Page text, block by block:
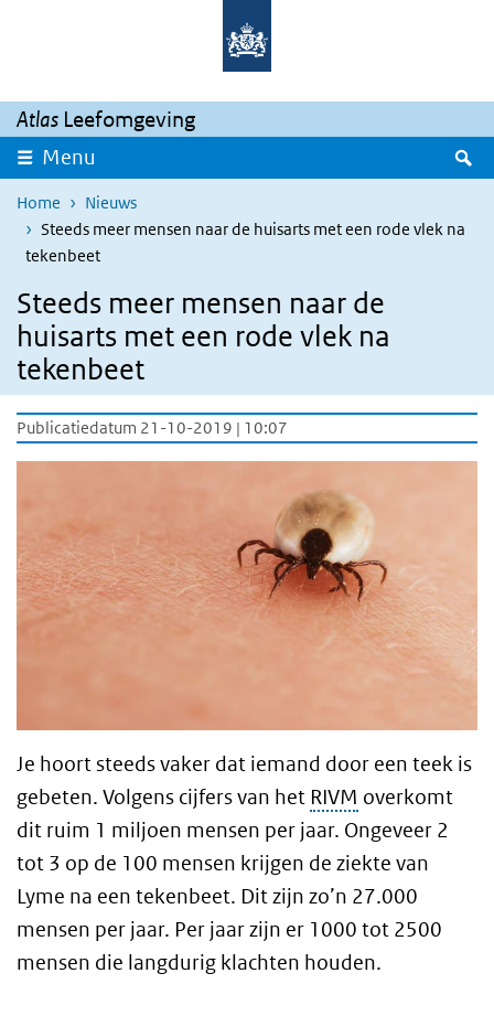
Overslaan en naar de inhoud gaan
Atlas Leefomgeving
Menu
Home
Nieuws
Steeds meer mensen naar de huisarts met een rode vlek na
tekenbeet
Steeds meer mensen naar de
huisarts met een rode vlek na
tekenbeet
Publicatiedatum 21-10-2019 | 10:07
Je hoort steeds vaker dat iemand door een teek is
gebeten. Volgens cijfers van het RIVM overkomt
dit ruim 1 miljoen mensen per jaar. Ongeveer 2
tot 3 op de 100 mensen krijgen de ziekte van
Lyme na een tekenbeet. Dit zijn zo’n 27.000
mensen per jaar. Per jaar zijn er 1000 tot 2500
mensen die langdurig klachten houden.